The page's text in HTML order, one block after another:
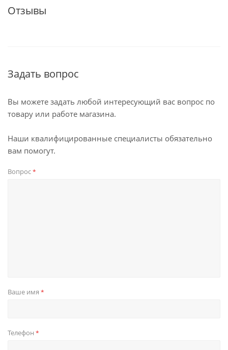
Отзывы
Задать вопрос
Вы можете задать любой интересующий вас вопрос по
товару или работе магазина.
Наши квалифицированные специалисты обязательно
вам помогут.
Вопрос*
Ваше имя *
Телефон *